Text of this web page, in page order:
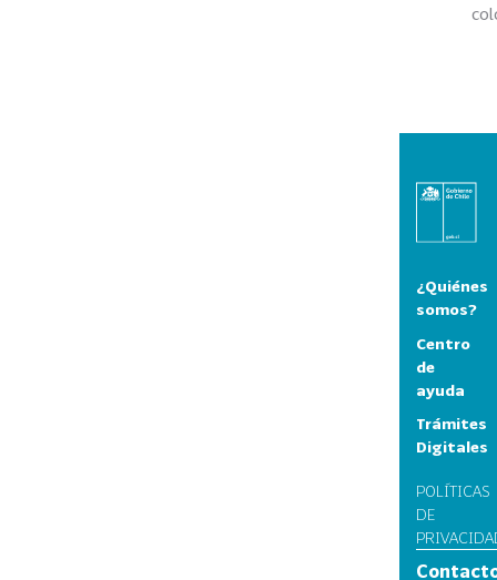
¿Quiénes
somos?
Centro
de
ayuda
Trámites
Digitales
POLÍTICAS
DE